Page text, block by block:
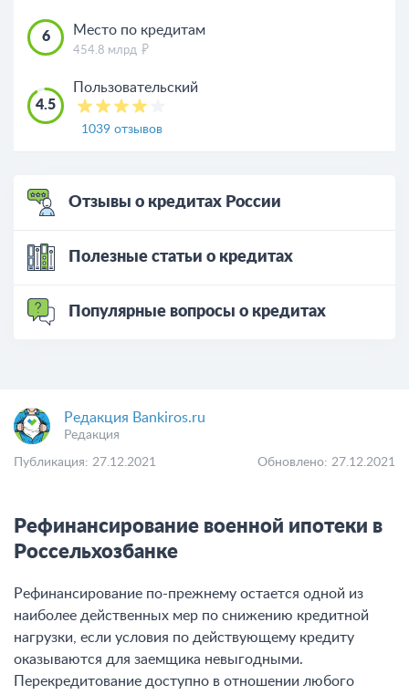
6 Место по кредитам
454.8 млрд
4.5
Пользовательский
1039 отзывов
Отзывы о кредитах России
Полезные статьи о кредитах
Популярные вопросы о кредитах
Редакция Bankiros.ru
Редакция
Публикация: 27.12.2021 Обновлено: 27.12.2021
Рефинансирование военной ипотеки в
Россельхозбанке
Рефинансирование по-прежнему остается одной из
наиболее действенных мер по снижению кредитной
нагрузки, если условия по действующему кредиту
оказываются для заемщика невыгодными.
Перекредитование доступно в отношении любого